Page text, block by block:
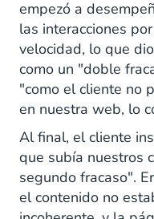
empezó a
las interacciones
velocidad, lo que
como un "doble
"como el cliente no
en nuestra web, lo
Al final, el cliente
que subía nuestros
segundo fracaso".
el contenido no